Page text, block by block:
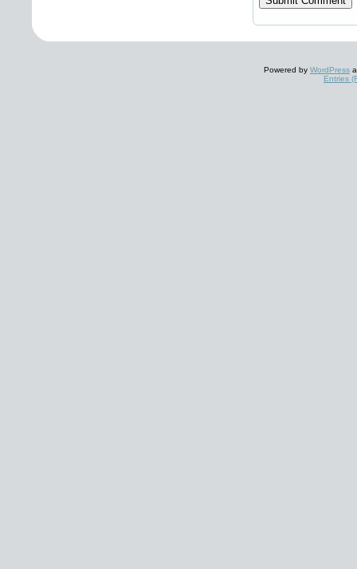
Powered by WordPress
Entries